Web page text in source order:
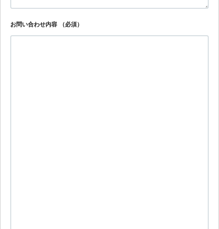
お問い合わせ内容 （必須）